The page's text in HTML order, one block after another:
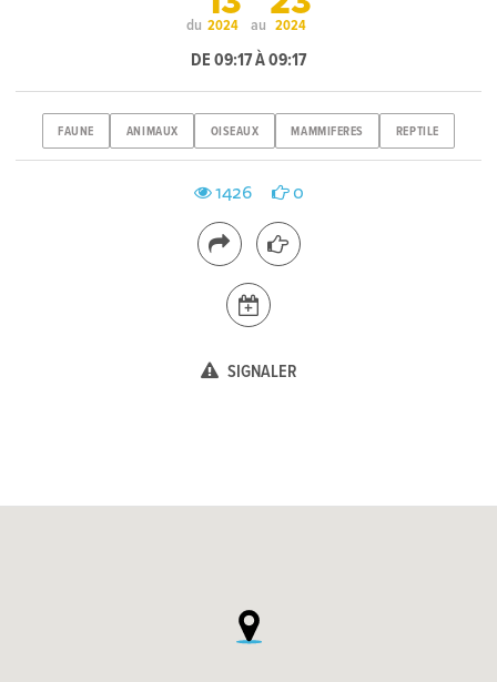
du 2024 au 2024
DE 09:17 À 09:17
FAUNE ANIMAUX OISEAUX MAMMIFERES REPTILE
1426 0
SIGNALER